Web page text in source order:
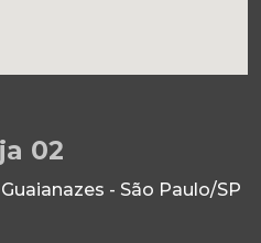
02
- São Paulo/SP